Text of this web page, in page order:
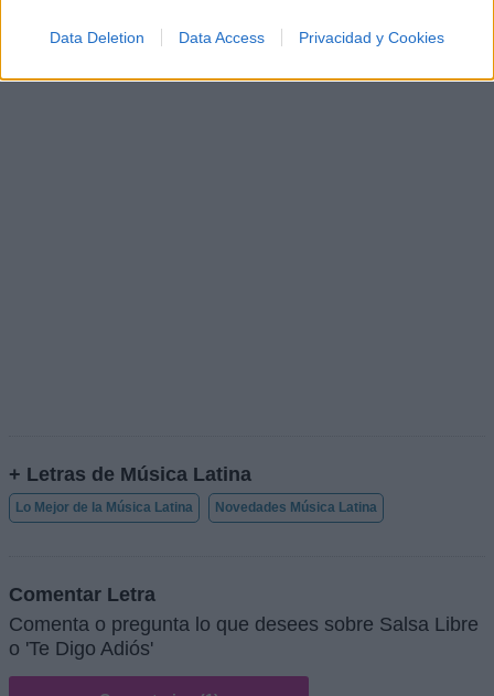
Data Deletion Data Access Privacidad y Cookies
Ranking de Salsa Libre TOP Música
+ Letras de Música Latina
Lo Mejor de la Música Latina Novedades Música Latina
Comentar Letra
Comenta o pregunta lo que desees sobre Salsa Libre
o 'Te Digo Adiós'